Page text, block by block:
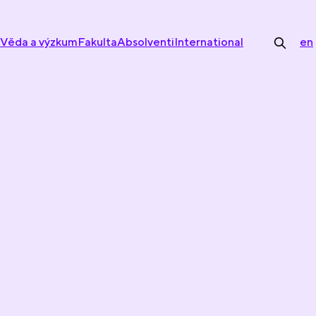
Věda a výzkumFakultaAbsolventiInternational en